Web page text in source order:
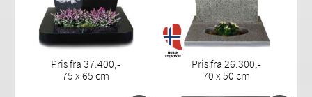
Pris fra 37.400,-
75 x 65 cm
Pris fra 26.300,-
70 x 50 cm